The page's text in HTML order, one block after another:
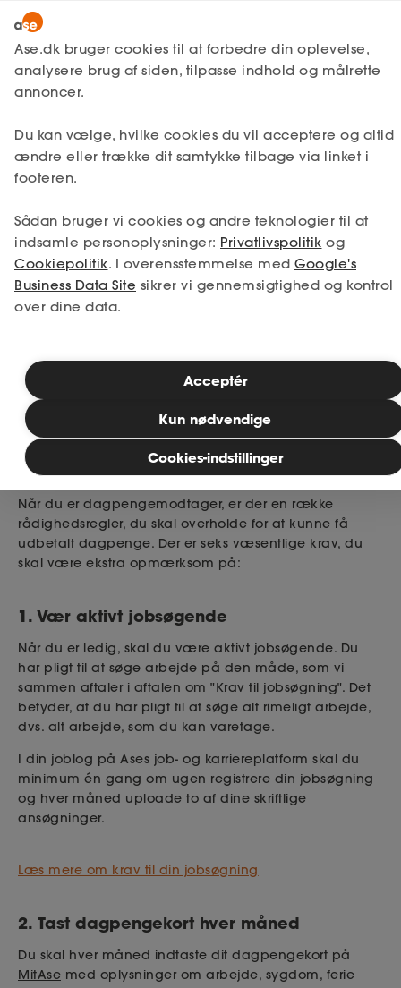
MitAse
Ase Selvstændig
Dokumenter.dk
Lønmodtager
A-kasse
Fagforening
Lønsikring
Få svar
Selvstændig
Studerende
Bliv medlem
Ase Selvstændig
Dokumenter.dk
Lønmodtager Få svar Dagpenge
Sådan står du til rådighed
vigtigt, at du overholder din
rådighedsforpligtelse. Du skal overholde en
række regler, deadlines og varsler for at
kunne få udbetalt dine dagpenge. Som
fuldtidsforsikret skal du bl.a. stå til rådighed
for fuldtidsbeskæftigelse som lønmodtager.
Publiceret: 17. juni 2026
Rådighedsreglerne
Når du er dagpengemodtager, er der en række
rådighedsregler, du skal overholde for at kunne få
udbetalt dagpenge. Der er seks væsentlige krav, du
skal være ekstra opmærksom på:
1. Vær aktivt jobsøgende
Når du er ledig, skal du være aktivt jobsøgende. Du
har pligt til at søge arbejde på den måde, som vi
sammen aftaler i aftalen om "Krav til jobsøgning". Det
betyder, at du har pligt til at søge alt rimeligt arbejde,
dvs. alt arbejde, som du kan varetage.
I din joblog på Ases job- og karriereplatform skal du
minimum én gang om ugen registrere din jobsøgning
og hver måned uploade to af dine skriftlige
ansøgninger.
Læs mere om krav til din jobsøgning
2. Tast dagpengekort hver måned
Du skal hver måned indtaste dit dagpengekort på
MitAse med oplysninger om arbejde, sygdom, ferie
Ase.dk bruger cookies til at forbedre din oplevelse,
analysere brug af siden, tilpasse indhold og målrette
annoncer.
Du kan vælge, hvilke cookies du vil acceptere og altid
ændre eller trække dit samtykke tilbage via linket i
footeren.
Sådan bruger vi cookies og andre teknologier til at
indsamle personoplysninger: Privatlivspolitik og
Cookiepolitik. I overensstemmelse med Google's
Business Data Site sikrer vi gennemsigtighed og kontrol
over dine data.
Cookies-indstillinger
Kun nødvendige
Acceptér